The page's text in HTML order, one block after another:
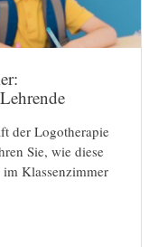
der Logotherapie
Sie, wie diese
Klassenzimmer